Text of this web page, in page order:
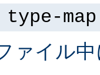
type-
ァイル